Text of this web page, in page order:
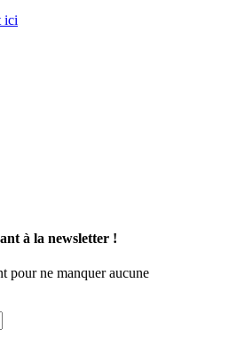
ici
à la newsletter !
pour ne manquer aucune